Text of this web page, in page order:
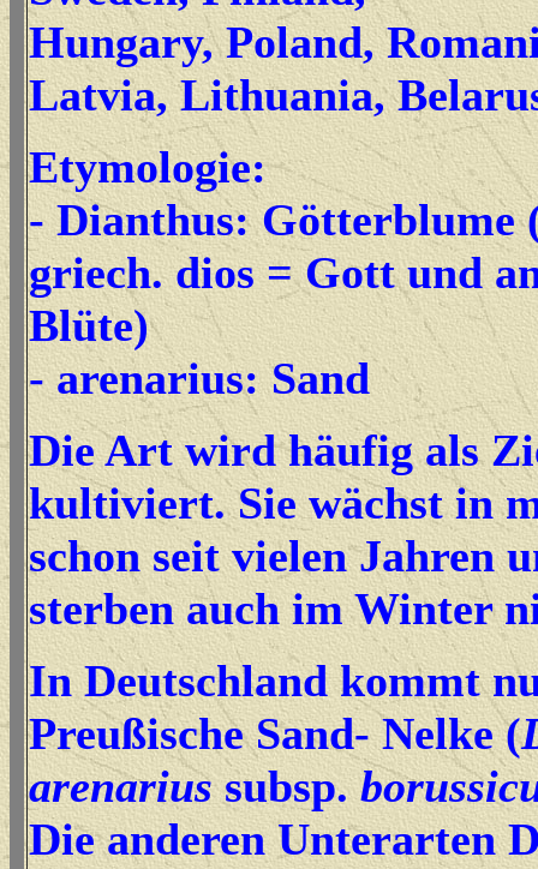
Hungary, Poland,
Latvia, Lithuania,
Etymologie:
- Dianthus: Götterblume
griech. dios = Gott und
Blüte)
- arenarius: Sand
Die Art wird häufig als
kultiviert. Sie wächst in
schon seit vielen Jahren
sterben auch im Winter
In Deutschland kommt
Preußische Sand- Nelke (
arenariussubsp.
Die anderen Unterarten